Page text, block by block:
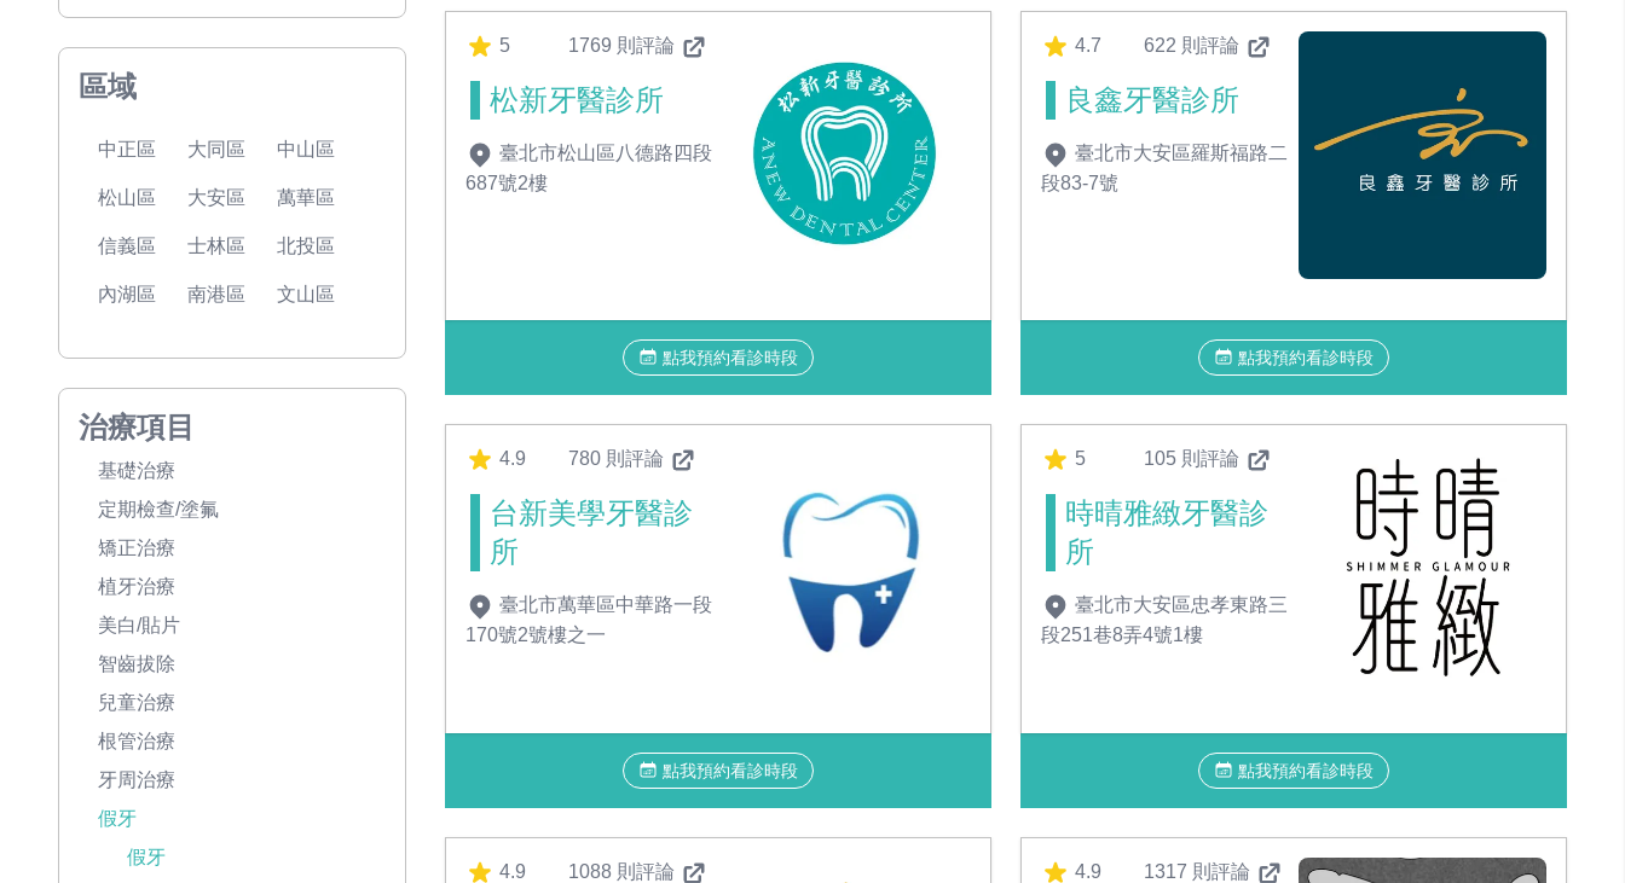
區域
中正區 大同區 中山區
松山區 大安區 萬華區
信義區 士林區 北投區
內湖區 南港區 文山區
治療項目
基礎治療
定期檢查/塗氟
矯正治療
植牙治療
美白/貼片
智齒拔除
兒童治療
根管治療
牙周治療
假牙
假牙
5 1769 則評論
松新牙醫診所
臺北市松山區八德路四段
687號2樓
點我預約看診時段
4.7 622 則評論
良鑫牙醫診所
臺北市大安區羅斯福路二
段83-7號
點我預約看診時段
4.9 780 則評論
台新美學牙醫診
所
臺北市萬華區中華路一段
170號2號樓之一
點我預約看診時段
5 105 則評論
時晴雅緻牙醫診
所
臺北市大安區忠孝東路三
段251巷8弄4號1樓
點我預約看診時段
4.9 1088 則評論 4.9 1317 則評論